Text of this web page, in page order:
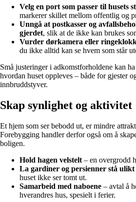
Velg en port som passer til husets
markerer skillet mellom offentlig og
Unngå at postkasser og
gjerdet, slik at de ikke kan brukes
Vurder dørkamera eller
du ikke alltid kan se hvem som står
Små justeringer i adkomstforholdene kan
hvordan huset oppleves – både for gjester
innbruddstyver.
Skap synlighet og aktivitet
Et hjem som ser bebodd ut, er mindre
Forebygging handler derfor også om å
boligen.
Hold hagen velstelt – en overgrodd
La gardiner og persienner stå
huset ikke ser tomt ut.
Samarbeid med naboene – avtal å
hverandres hus, spesielt i ferier.